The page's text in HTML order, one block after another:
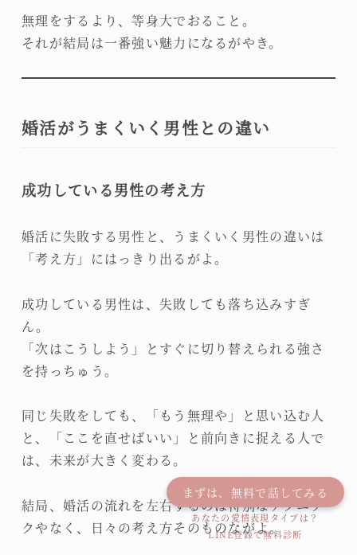
無理をするより、等身大でおること。
それが結局は一番強い魅力になるがやき。
婚活がうまくいく男性との違い
成功している男性の考え方
婚活に失敗する男性と、うまくいく男性の違いは
「考え方」にはっきり出るがよ。
成功している男性は、失敗しても落ち込みすぎ
ん。
「次はこうしよう」とすぐに切り替えられる強さ
を持っちゅう。
同じ失敗をしても、「もう無理や」と思い込む人
と、「ここを直せばいい」と前向きに捉える人で
は、未来が大きく変わる。
結局、婚活の流れを左右するのは特別なテクニッ
クやなく、日々の考え方そのものながよ。
まずは、無料で話してみる
あなたの愛情表現タイプは？
LINE登録で無料診断